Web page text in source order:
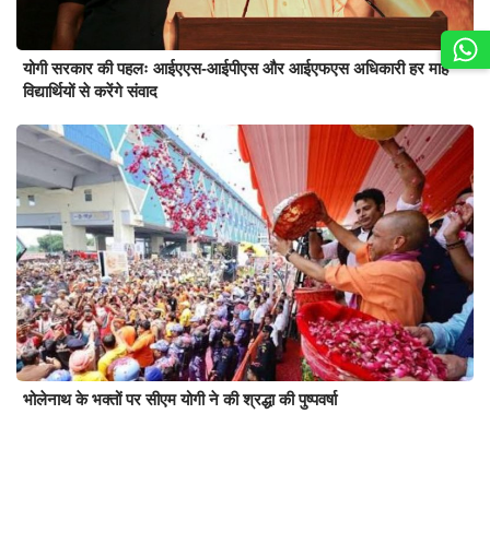
योगी सरकार की पहलः आईएएस-आईपीएस और आईएफएस अधिकारी हर माह
विद्यार्थियों से करेंगे संवाद
भोलेनाथ के भक्तों पर सीएम योगी ने की श्रद्धा की पुष्पवर्षा